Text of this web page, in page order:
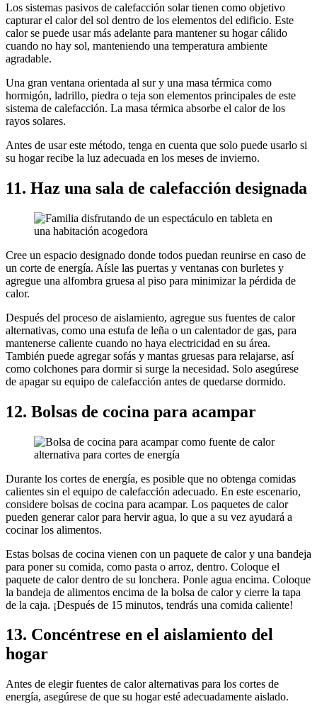
Los sistemas pasivos de calefacción solar tienen como objetivo
capturar el calor del sol dentro de los elementos del edificio. Este
calor se puede usar más adelante para mantener su hogar cálido
cuando no hay sol, manteniendo una temperatura ambiente
agradable.
Una gran ventana orientada al sur y una masa térmica como
hormigón, ladrillo, piedra o teja son elementos principales de este
sistema de calefacción. La masa térmica absorbe el calor de los
rayos solares.
Antes de usar este método, tenga en cuenta que solo puede usarlo si
su hogar recibe la luz adecuada en los meses de invierno.
11. Haz una sala de calefacción designada
Cree un espacio designado donde todos puedan reunirse en caso de
un corte de energía. Aísle las puertas y ventanas con burletes y
agregue una alfombra gruesa al piso para minimizar la pérdida de
calor.
Después del proceso de aislamiento, agregue sus fuentes de calor
alternativas, como una estufa de leña o un calentador de gas, para
mantenerse caliente cuando no haya electricidad en su área.
También puede agregar sofás y mantas gruesas para relajarse, así
como colchones para dormir si surge la necesidad. Solo asegúrese
de apagar su equipo de calefacción antes de quedarse dormido.
12. Bolsas de cocina para acampar
Durante los cortes de energía, es posible que no obtenga comidas
calientes sin el equipo de calefacción adecuado. En este escenario,
considere bolsas de cocina para acampar. Los paquetes de calor
pueden generar calor para hervir agua, lo que a su vez ayudará a
cocinar los alimentos.
Estas bolsas de cocina vienen con un paquete de calor y una bandeja
para poner su comida, como pasta o arroz, dentro. Coloque el
paquete de calor dentro de su lonchera. Ponle agua encima. Coloque
la bandeja de alimentos encima de la bolsa de calor y cierre la tapa
de la caja. ¡Después de 15 minutos, tendrás una comida caliente!
13. Concéntrese en el aislamiento del
hogar
Antes de elegir fuentes de calor alternativas para los cortes de
energía, asegúrese de que su hogar esté adecuadamente aislado.